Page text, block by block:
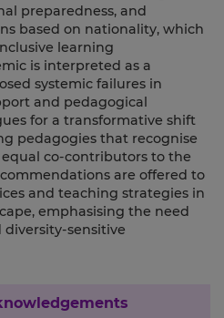
preparedness, and
based on nationality, which
learning
is interpreted as a
systemic failures in
and pedagogical
for a transformative shift
pedagogies that recognise
co-contributors to the
are offered to
and teaching strategies in
emphasising the need
diversity-sensitive